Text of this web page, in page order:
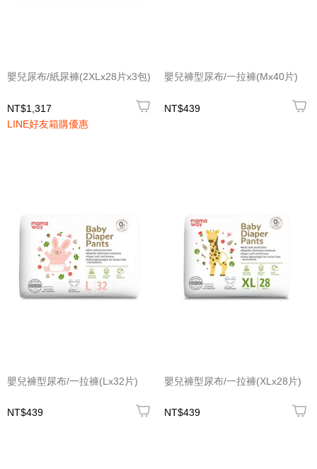
嬰兒尿布/紙尿褲(2XLx28片x3包)
NT$1,317
LINE好友箱購優惠
嬰兒褲型尿布/一拉褲(Mx40片)
NT$439
嬰兒褲型尿布/一拉褲(Lx32片)
NT$439
嬰兒褲型尿布/一拉褲(XLx28片)
NT$439